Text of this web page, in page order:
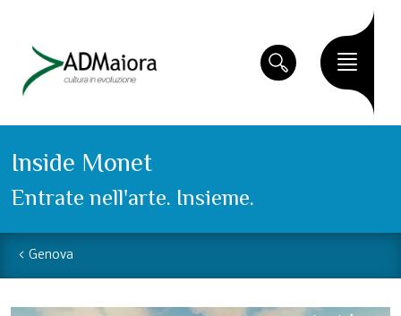
Inside Monet
Entrate nell'arte. Insieme.
Genova